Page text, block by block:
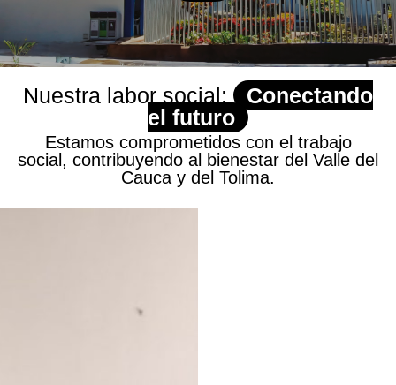
Nuestra labor social:
Conectando
el futuro
Estamos comprometidos con el trabajo
social, contribuyendo al bienestar del Valle del
Cauca y del Tolima.